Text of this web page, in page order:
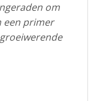
om
een primer